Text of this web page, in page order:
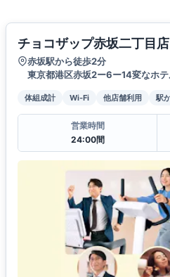
チョコザップ赤坂二丁目店
赤坂駅から徒歩2分
東京都港区赤坂2ー6ー14変なホ
体組成計 Wi-Fi 他店舗利用 駅
営業時間
24:00間